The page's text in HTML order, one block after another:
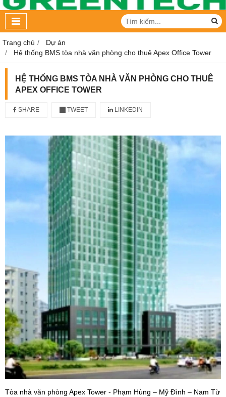
Trang chủ
Dự án
Hệ thống BMS tòa nhà văn phòng cho thuê Apex Office Tower
HỆ THỐNG BMS TÒA NHÀ VĂN PHÒNG CHO THUÊ
APEX OFFICE TOWER
SHARE TWEET LINKEDIN
Tòa nhà văn phòng Apex Tower - Phạm Hùng – Mỹ Đình – Nam Từ